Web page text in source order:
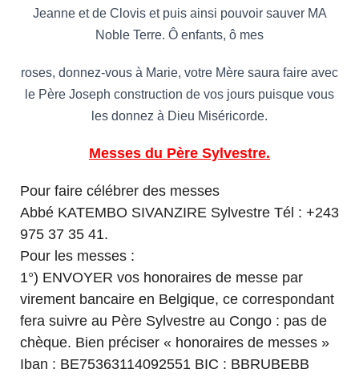
Jeanne et de Clovis et puis ainsi pouvoir sauver MA
Noble Terre. Ô enfants, ô mes
roses, donnez-vous à Marie, votre Mère saura faire avec
le Père Joseph construction de vos jours puisque vous
les donnez à Dieu Miséricorde.
Messes du Père Sylvestre.
Pour faire célébrer des messes
Abbé KATEMBO SIVANZIRE Sylvestre Tél : +243
975 37 35 41.
Pour les messes :
1°) ENVOYER vos honoraires de messe par
virement bancaire en Belgique, ce correspondant
fera suivre au Père Sylvestre au Congo : pas de
chèque. Bien préciser « honoraires de messes »
Iban : BE75363114092551 BIC : BBRUBEBB